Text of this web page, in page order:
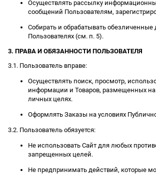
Осуществлять рассылку
сообщений Пользователям,
Собирать и обрабатывать обезличенные
Пользователях (см. п. 5).
3. ПРАВА И ОБЯЗАННОСТИ ПОЛЬЗОВАТЕЛЯ
3.1. Пользователь вправе:
Осуществлять поиск, просмотр,
информации и Товаров, размещенных на
личных целях.
Оформлять Заказы на условиях
3.2. Пользователь обязуется:
Не использовать Сайт для любых
запрещенных целей.
Не предпринимать действий, которые